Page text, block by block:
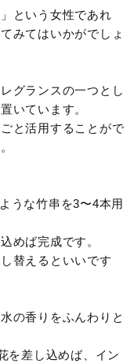
という女性であれ
みてはいかがでしょ
グランスの一つとし
いています。
と活用することがで
うな竹串を3〜4本用
めば完成です。
替えるといいです
の香りをふんわりと
を差し込めば、イン